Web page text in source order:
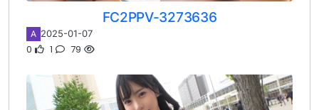
FC2PPV-3273636
A 2025-01-07
0 1 79